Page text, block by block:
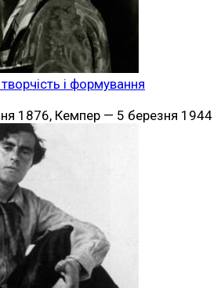
і формування
1876, Кемпер — 5 березня 1944